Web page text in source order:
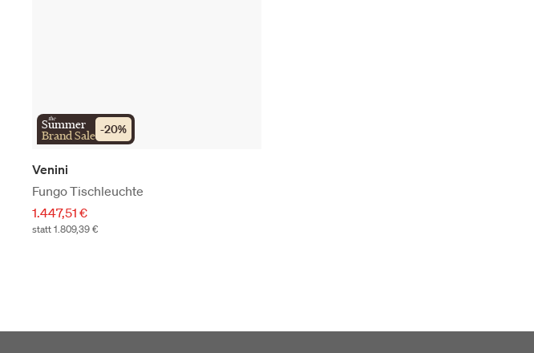
the
Summer
Brand Sale -20%
Venini
Fungo Tischleuchte
1.447,51 €
statt 1.809,39 €